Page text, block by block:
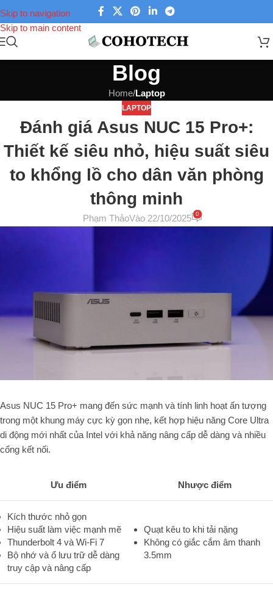
Skip to navigation
Skip to main content
Blog
Home/Laptop
LAPTOP
Đánh giá Asus NUC 15 Pro+:
Thiết kế siêu nhỏ, hiệu suất siêu
to khổng lồ cho dân văn phòng
thông minh
Phạm ThảoVào 22/10/2025 0
Asus NUC 15 Pro+ mang đến sức mạnh và tính linh hoạt ấn tượng
trong một khung máy cực kỳ gọn nhẹ, kết hợp hiệu năng Core Ultra
di động mới nhất của Intel với khả năng nâng cấp dễ dàng và nhiều
cổng kết nối.
Ưu điểm Nhược điểm
Kích thước nhỏ gọn
Hiệu suất làm việc mạnh mẽ
Thunderbolt 4 và Wi-Fi 7
Bộ nhớ và ổ lưu trữ dễ dàng
truy cập và nâng cấp
Quạt kêu to khi tải nặng
Không có giắc cắm âm thanh
3.5mm